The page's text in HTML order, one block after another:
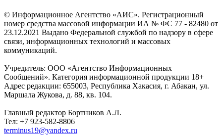
© Информационное Агентство «АИС». Регистрационный
номер средства массовой информации ИА № ФС 77 - 82480 от
23.12.2021 Выдано Федеральной службой по надзору в сфере
связи, информационных технологий и массовых
коммуникаций.
Учредитель: ООО «Агентство Информационных
Сообщений». Категория информационной продукции 18+
Адрес редакции: 655003, Республика Хакасия, г. Абакан, ул.
Маршала Жукова, д. 88, кв. 104.
Главный редактор Бортников А.Л.
Тел: +7 923-582-8806
terminus19@yandex.ru